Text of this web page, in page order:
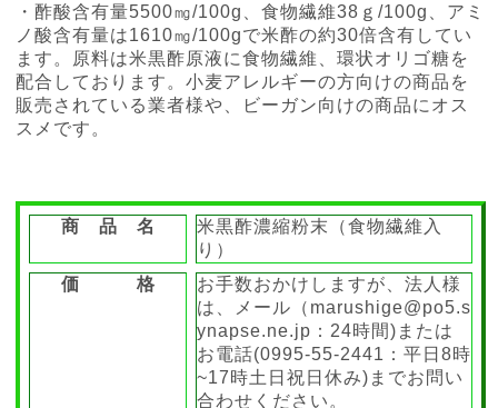
・酢酸含有量5500㎎/100g、食物繊維38ｇ/100g、 アミ
ノ酸含有量は1610㎎/100gで米酢の約30倍含有してい
ます。原料は米黒酢原液に食物繊維、環状オリゴ糖を
配合しております。小麦アレルギーの方向けの商品を
販売されている業者様や、ビーガン向けの商品にオス
スメです。
商 品 名
米黒酢濃縮粉末（食物繊維入
り）
価 格
お手数おかけしますが、法人様
は、メール（marushige@po5.s
ynapse.ne.jp：24時間)または
お電話(0995-55-2441：平日8時
~17時土日祝日休み)までお問い
合わせください。